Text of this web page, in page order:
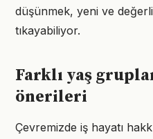
düşünmek, yeni ve
tıkayabiliyor.
Farklı yaş
önerileri
Çevremizde iş hayatı